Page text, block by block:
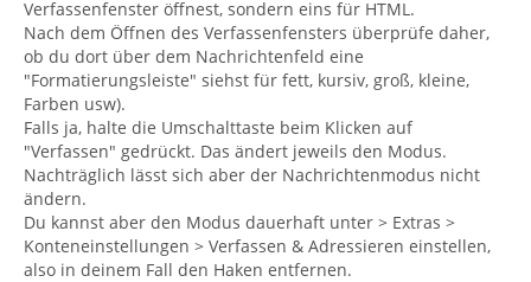
Verfassenfenster öffnest, sondern eins für HTML.
Nach dem Öffnen des Verfassenfensters überprüfe daher,
ob du dort über dem Nachrichtenfeld eine
"Formatierungsleiste" siehst für fett, kursiv, groß, kleine,
Farben usw).
Falls ja, halte die Umschalttaste beim Klicken auf
"Verfassen" gedrückt. Das ändert jeweils den Modus.
Nachträglich lässt sich aber der Nachrichtenmodus nicht
ändern.
Du kannst aber den Modus dauerhaft unter > Extras >
Konteneinstellungen > Verfassen & Adressieren einstellen,
also in deinem Fall den Haken entfernen.